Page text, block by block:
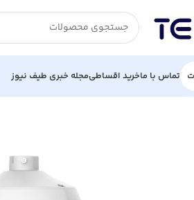
تماس با ماخرید اقساطیمجله خبری طیف نیوز
/دوربین تحت شبکه